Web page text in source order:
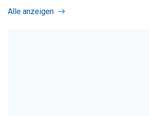
Alle anzeigen